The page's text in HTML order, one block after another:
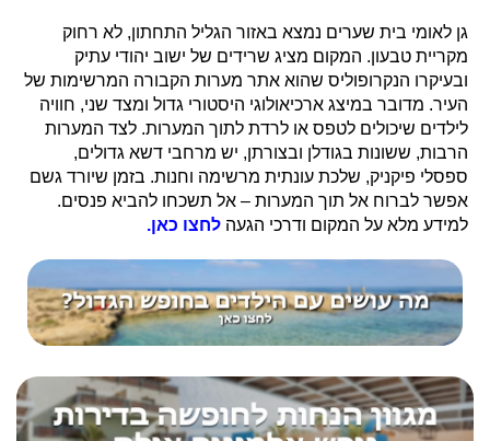
גן לאומי בית שערים נמצא באזור הגליל התחתון, לא רחוק
מקריית טבעון. המקום מציג שרידים של ישוב יהודי עתיק
ובעיקרו הנקרופוליס שהוא אתר מערות הקבורה המרשימות של
העיר. מדובר במיצג ארכיאולוגי היסטורי גדול ומצד שני, חוויה
לילדים שיכולים לטפס או לרדת לתוך המערות. לצד המערות
הרבות, ששונות בגודלן ובצורתן, יש מרחבי דשא גדולים,
ספסלי פיקניק, שלכת עונתית מרשימה וחנות. בזמן שיורד גשם
אפשר לברוח אל תוך המערות – אל תשכחו להביא פנסים.
למידע מלא על המקום ודרכי הגעה לחצו כאן.